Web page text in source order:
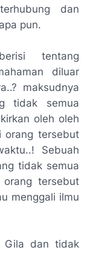
dan
pun.
tentang
diluar
maksudnya
tidak semua
oleh oleh
orang tersebut
Sebuah
tidak semua
orang tersebut
menggali ilmu
Gila dan tidak